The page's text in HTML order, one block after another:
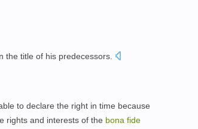
the title of his predecessors.
to declare the right in time because
rights and interests of the bona fide